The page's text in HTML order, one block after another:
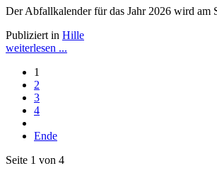
Der Abfallkalender für das Jahr 2026 wird am
Publiziert in Hille
weiterlesen ...
1
2
3
4
Ende
Seite 1 von 4